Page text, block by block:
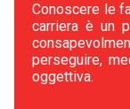
Conoscere le
carriera è un
perseguire,
oggettiva.